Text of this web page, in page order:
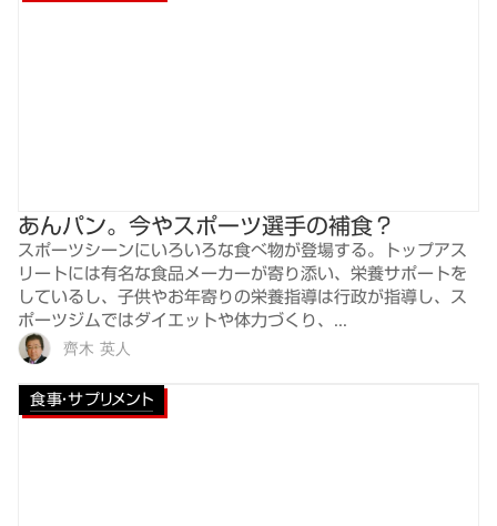
あんパン。今やスポーツ選手の補食？
スポーツシーンにいろいろな食べ物が登場する。トップアス
リートには有名な食品メーカーが寄り添い、栄養サポートを
しているし、子供やお年寄りの栄養指導は行政が指導し、ス
ポーツジムではダイエットや体力づくり、...
齊木 英人
食事・サプリメント